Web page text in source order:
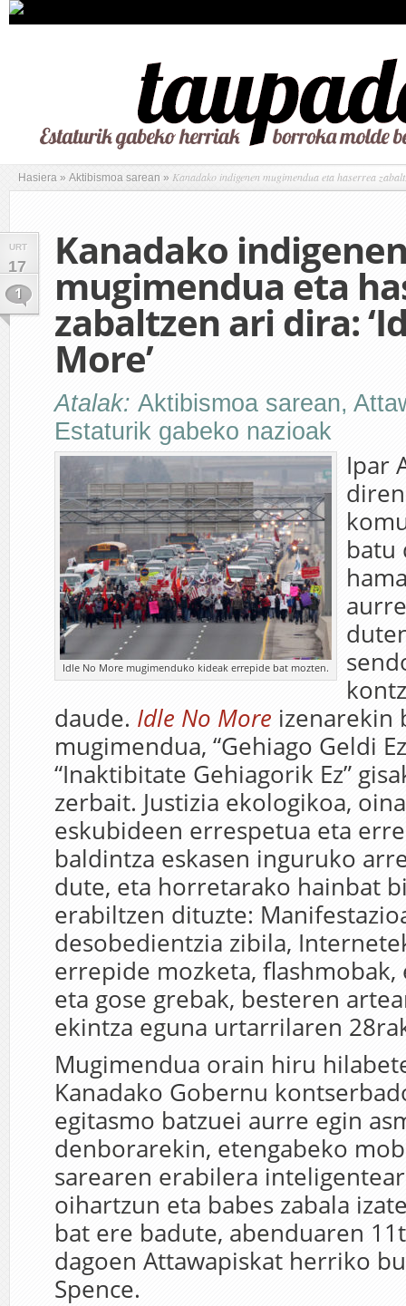
Hasiera » Aktibismoa sarean » Kanadako indigenen mugimendua eta haserrea
URT
17
1
Kanadako
mugimendua eta
zabaltzen ari dira:
More’
Atalak: Aktibismoa sarean,
Estaturik gabeko nazioak
Idle No More mugimenduko kideak errepide bat mozten.
Ipar
batu
daude. Idle No More izenarekin
mugimendua, “Gehiago Geldi
“Inaktibitate Gehiagorik Ez”
zerbait. Justizia ekologikoa,
eskubideen errespetua eta
baldintza eskasen inguruko
dute, eta horretarako hainbat
erabiltzen dituzte:
desobedientzia zibila,
errepide mozketa, flashmobak,
eta gose grebak, besteren
ekintza eguna urtarrilaren
Mugimendua orain hiru
Kanadako Gobernu
egitasmo batzuei aurre egin
denborarekin, etengabeko
sarearen erabilera
oihartzun eta babes zabala
bat ere badute, abenduaren
dagoen Attawapiskat herriko
Spence.